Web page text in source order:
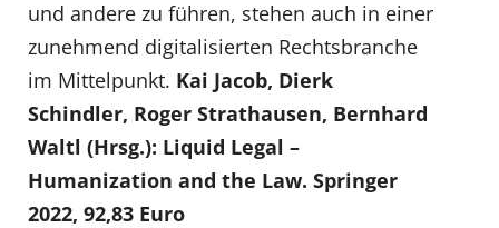
und andere zu führen, stehen auch in einer
zunehmend digitalisierten Rechtsbranche
im Mittelpunkt. Kai Jacob, Dierk
Schindler, Roger Strathausen, Bernhard
Waltl (Hrsg.): Liquid Legal –
Humanization and the Law. Springer
2022, 92,83 Euro